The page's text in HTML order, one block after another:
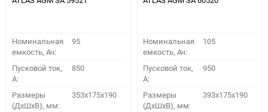
Номинальная
емкость, Ач:
95
Пусковой ток,
A:
850
Размеры
(ДхШхВ), мм:
353x175x190
Номинальная
емкость, Ач:
105
Пусковой ток,
A:
950
Размеры
(ДхШхВ), мм:
393x175x190